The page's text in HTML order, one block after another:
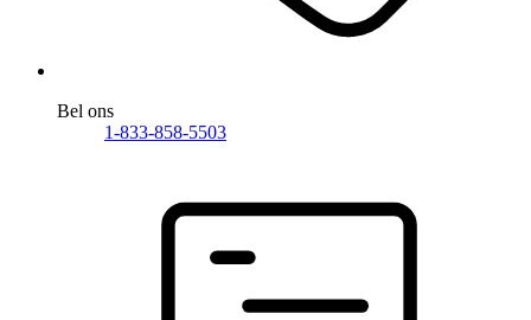
Bel ons
1-833-858-5503